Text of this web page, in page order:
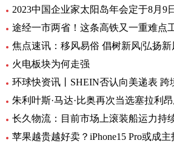
2023中国企业家太阳岛年会定于8月9
火电板块为何走强
朱利叶斯·马达·比奥再次当选塞拉利
苹果越贵越好卖？iPhone15 Pro或成